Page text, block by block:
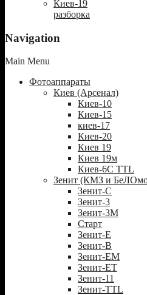
Киев-19
разборка
Navigation
Main Menu
Фотоаппараты
Киев (Арсенал)
Киев-10
Киев-15
киев-17
Киев-20
Киев 19
Киев 19м
Киев-6С TTL
Зенит (КМЗ и
Зенит-С
Зенит-3
Зенит-3М
Старт
Зенит-Е
Зенит-В
Зенит-ЕМ
Зенит-ЕТ
Зенит-11
Зенит-TTL